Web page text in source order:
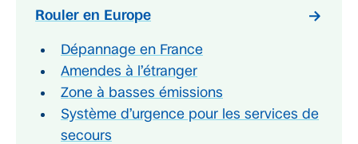
Rouler en Europe
Dépannage en France
Amendes à l’étranger
Zone à basses émissions
Système d’urgence pour les services de
secours